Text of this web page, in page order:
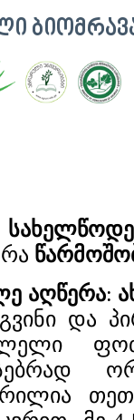
აღწერა:
და